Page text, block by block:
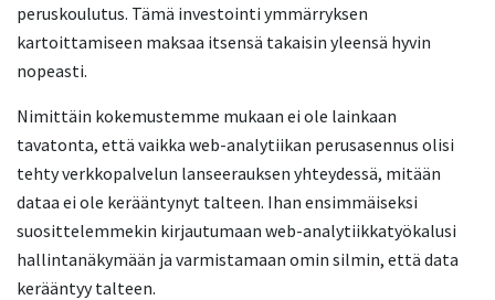
peruskoulutus. Tämä investointi ymmärryksen
kartoittamiseen maksaa itsensä takaisin yleensä hyvin
nopeasti.
Nimittäin kokemustemme mukaan ei ole lainkaan
tavatonta, että vaikka web-analytiikan perusasennus olisi
tehty verkkopalvelun lanseerauksen yhteydessä, mitään
dataa ei ole kerääntynyt talteen. Ihan ensimmäiseksi
suosittelemmekin kirjautumaan web-analytiikkatyökalusi
hallintanäkymään ja varmistamaan omin silmin, että data
kerääntyy talteen.